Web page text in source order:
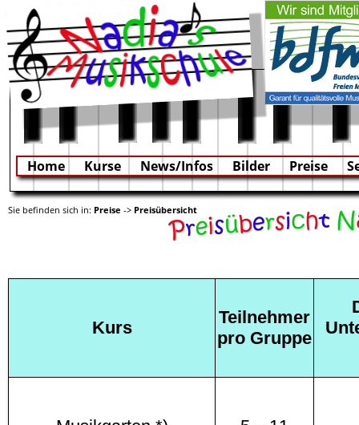
Home Kurse News/Infos Bilder Preise
Sie befinden sich in: Preise -> Preisübersicht
Kurs
Teilnehmer
pro Gruppe